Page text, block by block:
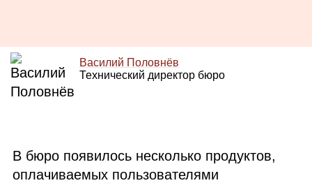
Василий Половнёв
Технический директор бюро
В бюро появилось несколько продуктов,
оплачиваемых пользователями